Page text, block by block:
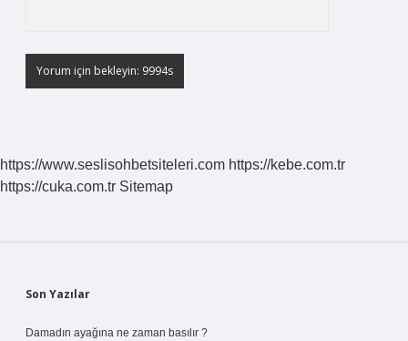
https://www.seslisohbetsiteleri.com https://kebe.com.tr
https://cuka.com.tr Sitemap
Sidebar
Son Yazılar
Damadın ayağına ne zaman basılır ?